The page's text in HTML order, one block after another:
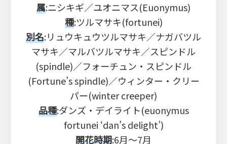
属:ニシキギ／ユオニマス(Euonymus)
種:ツルマサキ(fortunei)
別名:リュウキュウツルマサキ／ナガバツル
マサキ／マルバツルマサキ／スピンドル
(spindle)／フォーチュン・スピンドル
(Fortune’s spindle)／ウィンター・クリー
パー(winter creeper)
品種:ダンズ・デイライト(euonymus
fortunei ‘dan’s delight’)
開花時期:6月～7月